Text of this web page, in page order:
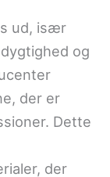
ud, især
og
der er
Dette
der